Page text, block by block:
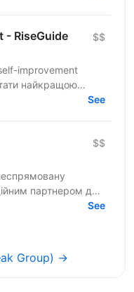
- RiseGuide $$
improvement
найкращою
продукт наSee
$$
партнером для
See
Group) →